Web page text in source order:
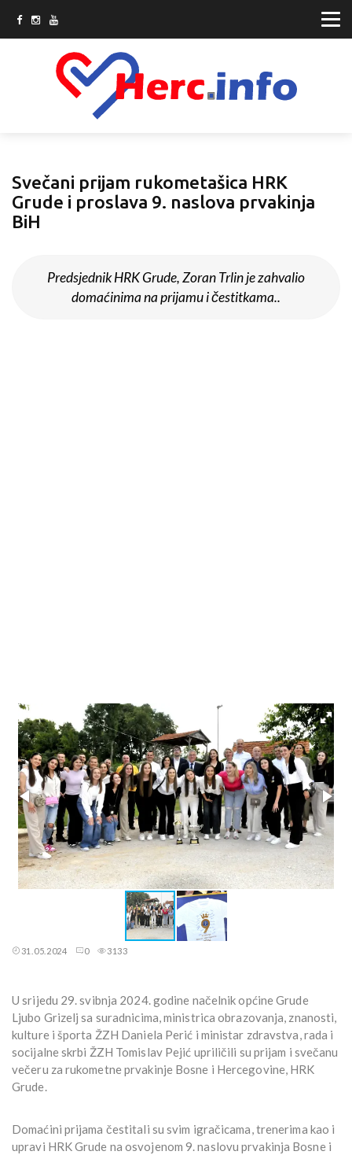
Svečani prijam rukometašica HRK
Grude i proslava 9. naslova prvakinja
BiH
Predsjednik HRK Grude, Zoran Trlin je zahvalio
domaćinima na prijamu i čestitkama..
31.05.2024 0 3133
U srijedu 29. svibnja 2024. godine načelnik općine Grude
Ljubo Grizelj sa suradnicima, ministrica obrazovanja, znanosti,
kulture i športa ŽZH Daniela Perić i ministar zdravstva, rada i
socijalne skrbi ŽZH Tomislav Pejić upriličili su prijam i svečanu
večeru za rukometne prvakinje Bosne i Hercegovine, HRK
Grude.
Domaćini prijama čestitali su svim igračicama, trenerima kao i
upravi HRK Grude na osvojenom 9. naslovu prvakinja Bosne i